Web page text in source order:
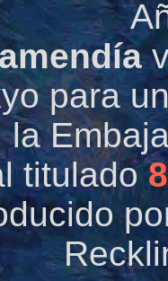
para
la
titulado